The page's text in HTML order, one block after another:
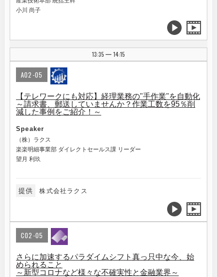
小川 尚子
13:35 | 14:15
A02-05
【テレワークにも対応】経理業務の"手作業"を自動化
～請求書、郵送していませんか？作業工数を95％削
減した事例をご紹介！～
Speaker
（株）ラクス
楽楽明細事業部 ダイレクトセールス課 リーダー
望月 利玖
提供 株式会社ラクス
C02-05
さらに加速するパラダイムシフト真っ只中な今、始
められること
～新型コロナなど様々な不確実性と金融業界～